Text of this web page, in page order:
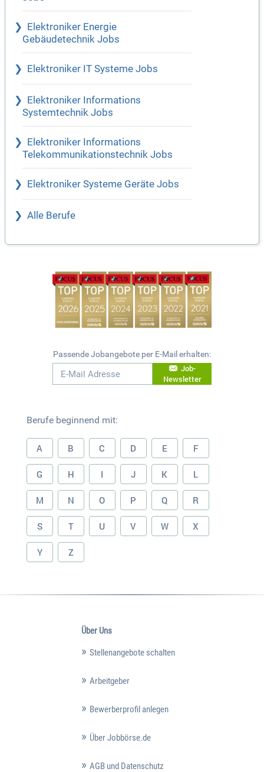
Elektroniker Energie
Gebäudetechnik Jobs
Elektroniker IT Systeme Jobs
Elektroniker Informations
Systemtechnik Jobs
Elektroniker Informations
Telekommunikationstechnik Jobs
Elektroniker Systeme Geräte Jobs
Alle Berufe
Passende Jobangebote per E-Mail erhalten:
Job-
Newsletter
Berufe beginnend mit:
A B C D E F
G H I J K L
M N O P Q R
S T U V W X
Y Z
Über Uns
Stellenangebote schalten
Arbeitgeber
Bewerberprofil anlegen
Über Jobbörse.de
AGB und Datenschutz